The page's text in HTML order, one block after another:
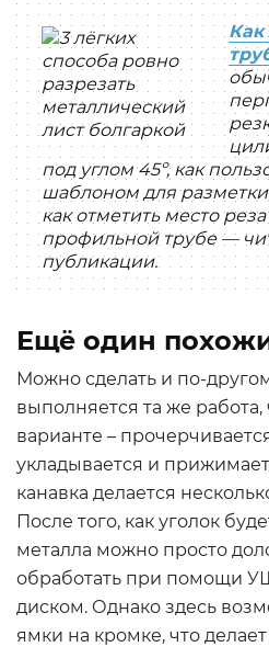
Как
под углом 45º, как
шаблоном для разметки
как отметить место
профильной трубе —
публикации.
Ещё один
Можно сделать и по-
выполняется та же
варианте –
укладывается и
канавка делается
После того, как уголок
металла можно просто
обработать при помощи
диском. Однако здесь
ямки на кромке, что